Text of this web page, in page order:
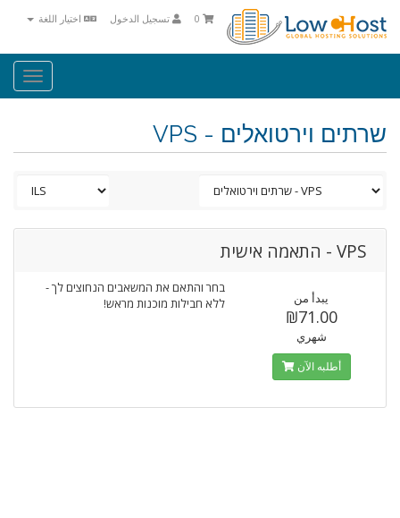
اختيار اللغة تسجيل الدخول 0
שרתים וירטואלים - VPS
VPS - התאמה אישית
בחר והתאם את המשאבים הנחוצים לך -
ללא חבילות מוכנות מראש!
يبدأ من
₪71.00
شهري
أطلبه الآن